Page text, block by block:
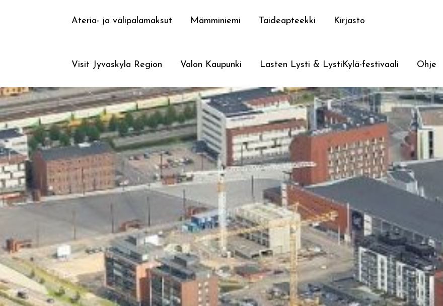
Ateria- ja välipalamaksut Mämminiemi Taideapteekki Kirjasto
Visit Jyvaskyla Region Valon Kaupunki Lasten Lysti & LystiKylä-festivaali Ohje